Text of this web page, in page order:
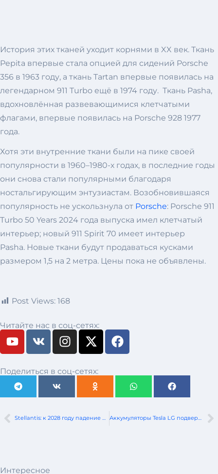
История этих тканей уходит корнями в XX век. Ткань
Pepita впервые стала опцией для сидений Porsche
356 в 1963 году, а ткань Tartan впервые появилась на
легендарном 911 Turbo ещё в 1974 году. Ткань Pasha,
вдохновлённая развевающимися клетчатыми
флагами, впервые появилась на Porsche 928 1977
года.
Хотя эти внутренние ткани были на пике своей
популярности в 1960–1980-х годах, в последние годы
они снова стали популярными благодаря
ностальгирующим энтузиастам. Возобновившаяся
популярность не ускользнула от Porsche: Porsche 911
Turbo 50 Years 2024 года выпуска имел клетчатый
интерьер; новый 911 Spirit 70 имеет интерьер
Pasha. Новые ткани будут продаваться кусками
размером 1,5 на 2 метра. Цены пока не объявлены.
Post Views: 168
Читайте нас в соц-сетях:
Поделиться в соц-сетях:
Stellantis: к 2028 году падение производства на французских заводах составит до 11% Аккумуляторы Tesla LG подвергаются критике из-за высокого уровня отказов
Интересное